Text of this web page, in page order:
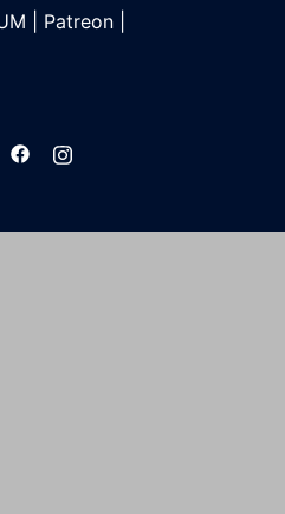
Patreon